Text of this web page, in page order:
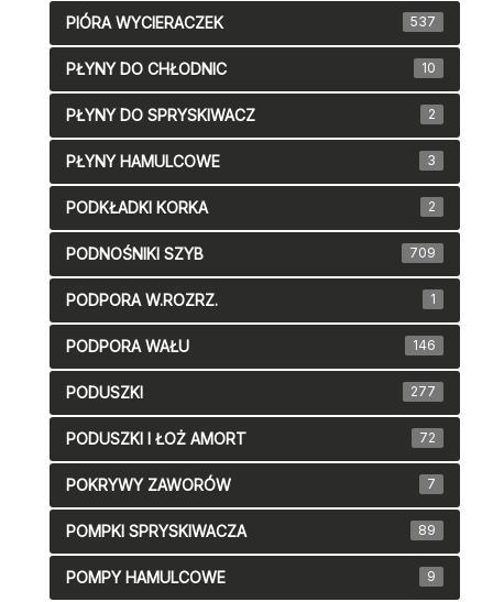
PIÓRA WYCIERACZEK 537
PŁYNY DO CHŁODNIC 10
PŁYNY DO SPRYSKIWACZ 2
PŁYNY HAMULCOWE 3
PODKŁADKI KORKA 2
PODNOŚNIKI SZYB 709
PODPORA W.ROZRZ. 1
PODPORA WAŁU 146
PODUSZKI 277
PODUSZKI I ŁOŻ AMORT 72
POKRYWY ZAWORÓW 7
POMPKI SPRYSKIWACZA 89
POMPY HAMULCOWE 9